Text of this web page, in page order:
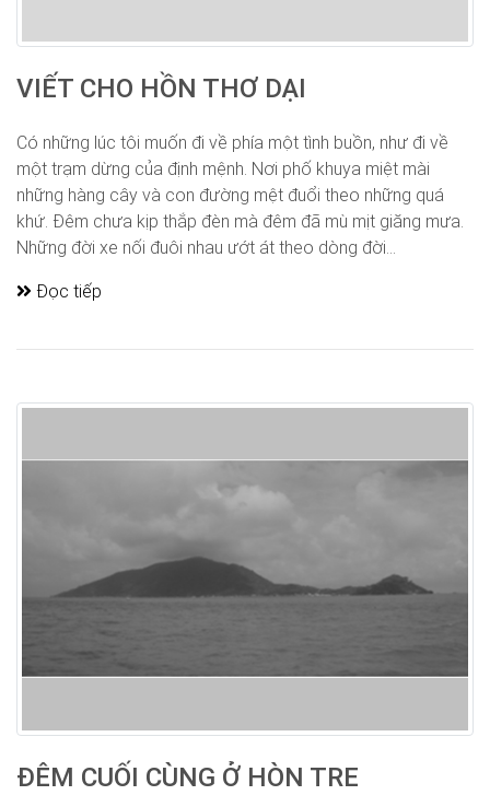
VIẾT CHO HỒN THƠ DẠI
Có những lúc tôi muốn đi về phía một tình buồn, như đi về
một trạm dừng của định mệnh. Nơi phố khuya miệt mài
những hàng cây và con đường mệt đuổi theo những quá
khứ. Đêm chưa kịp thắp đèn mà đêm đã mù mịt giăng mưa.
Những đời xe nối đuôi nhau ướt át theo dòng đời...
Đọc tiếp
ĐÊM CUỐI CÙNG Ở HÒN TRE